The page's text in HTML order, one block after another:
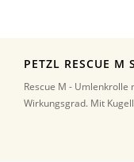
PETZL RESCUE M
Rescue M -
Wirkungsgrad. Mit